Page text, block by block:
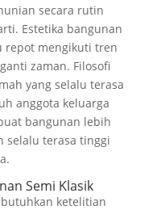
secara rutin
Estetika bangunan
repot mengikuti tren
zaman. Filosofi
yang selalu terasa
anggota keluarga
bangunan lebih
selalu terasa tinggi
Semi Klasik
ketelitian